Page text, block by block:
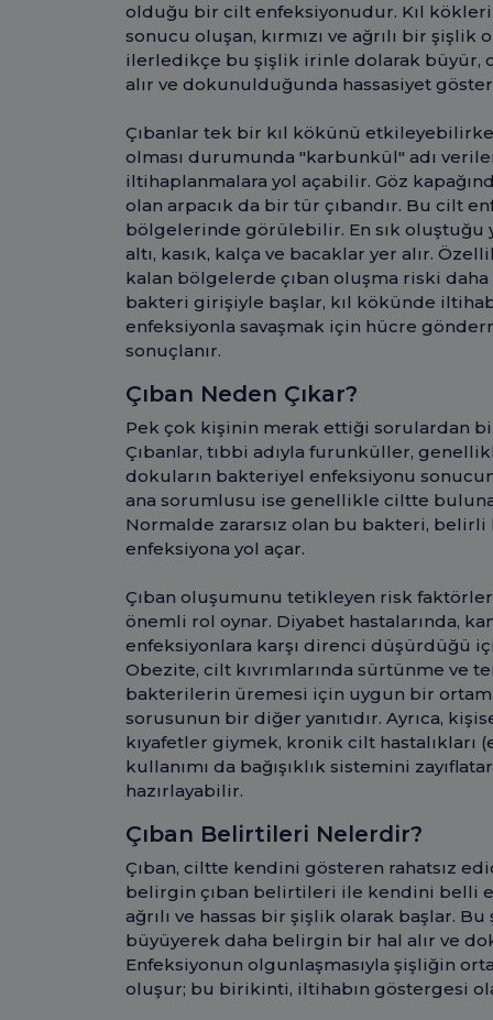
olduğu bir cilt enfeksiyonudur. Kıl
sonucu oluşan, kırmızı ve ağrılı bir
ilerledikçe bu şişlik irinle dolarak büyür,
alır ve dokunulduğunda hassasiyet
Çıbanlar tek bir kıl kökünü
olması durumunda "karbunkül" adı
iltihaplanmalara yol açabilir. Göz
olan arpacık da bir tür çıbandır. Bu cilt
bölgelerinde görülebilir. En sık oluştuğu
altı, kasık, kalça ve bacaklar yer alır.
kalan bölgelerde çıban oluşma riski
bakteri girişiyle başlar, kıl kökünde
enfeksiyonla savaşmak için hücre
sonuçlanır.
Çıban Neden Çıkar?
Pek çok kişinin merak ettiği sorulardan
Çıbanlar, tıbbi adıyla furunküller,
dokuların bakteriyel enfeksiyonu
ana sorumlusu ise genellikle ciltte
Normalde zararsız olan bu bakteri,
enfeksiyona yol açar.
Çıban oluşumunu tetikleyen risk faktörleri
önemli rol oynar. Diyabet hastalarında,
enfeksiyonlara karşı direnci düşürdüğü
Obezite, cilt kıvrımlarında sürtünme ve
bakterilerin üremesi için uygun bir ortam
sorusunun bir diğer yanıtıdır. Ayrıca,
kıyafetler giymek, kronik cilt hastalıkları
kullanımı da bağışıklık sistemini
hazırlayabilir.
Çıban Belirtileri Nelerdir?
Çıban, ciltte kendini gösteren rahatsız
belirgin çıban belirtileri ile kendini belli
ağrılı ve hassas bir şişlik olarak başlar.
büyüyerek daha belirgin bir hal alır ve
Enfeksiyonun olgunlaşmasıyla şişliğin
oluşur; bu birikinti, iltihabın göstergesi